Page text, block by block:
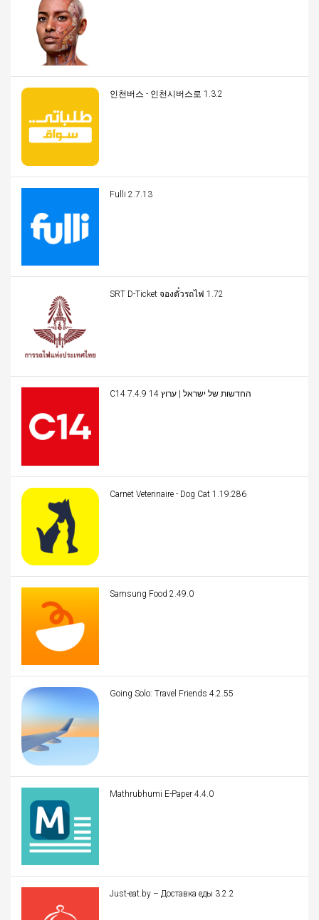
인천버스 - 인천시버스로 1.3.2
Fulli 2.7.13
SRT D-Ticket จองตั๋วรถไฟ 1.72
C14 החדשות של ישראל | ערוץ 14 7.4.9
Carnet Veterinaire - Dog Cat 1.19.286
Samsung Food 2.49.0
Going Solo: Travel Friends 4.2.55
Mathrubhumi E-Paper 4.4.0
Just-eat.by – Доставка еды 3.2.2